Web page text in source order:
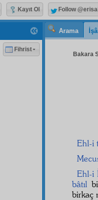
Arama
Bakara
Ehl-i
Ehl-i
bâtıl
birkaç
Fihrist
Kayıt Ol Follow